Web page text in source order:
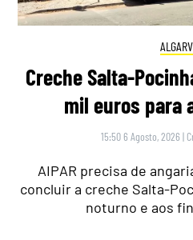
Creche Salta-
mil euros para
15:50 6 Agosto, 2026 |
AIPAR precisa de
concluir a creche Salta-
noturno e aos